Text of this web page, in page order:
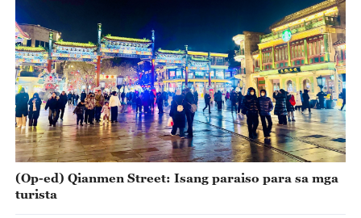
(Op-ed) Qianmen Street: Isang paraiso para sa mga
turista